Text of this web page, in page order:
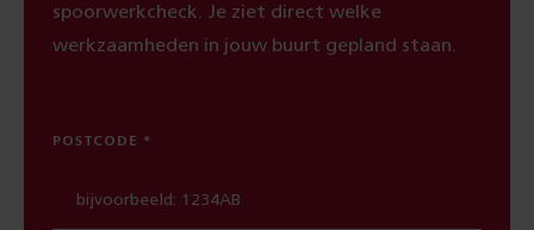
spoorwerkcheck. Je ziet direct welke
werkzaamheden in jouw buurt gepland staan.
POSTCODE